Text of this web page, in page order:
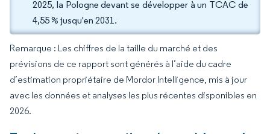
2025, la Pologne devant se développer à un TCAC de
4,55 % jusqu'en 2031.
Remarque : Les chiffres de la taille du marché et des
prévisions de ce rapport sont générés à l’aide du cadre
d’estimation propriétaire de Mordor Intelligence, mis à jour
avec les données et analyses les plus récentes disponibles en
2026.